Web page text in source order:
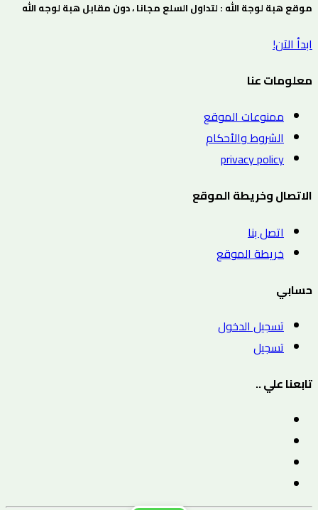
موقع هبة لوجة الله : لتداول السلع مجانا ، دون مقابل هبة لوجه الله
ابدأ الآن!
معلومات عنا
ممنوعات الموقع
الشروط والأحكام
privacy policy
الاتصال وخريطة الموقع
اتصل بنا
خريطة الموقع
حسابي
تسجيل الدخول
تسجيل
تابعنا علي ..